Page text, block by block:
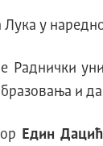
Лука у
Раднички
и
Един Дацић